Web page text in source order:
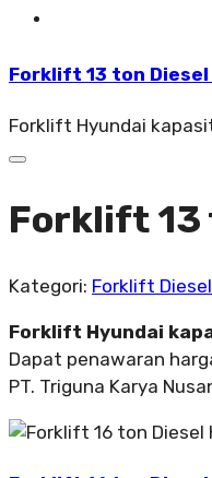
Forklift 13 ton Diesel
Forklift Hyundai
Forklift 13
Kategori: Forklift Diesel
Forklift Hyundai
Dapat penawaran
PT. Triguna Karya